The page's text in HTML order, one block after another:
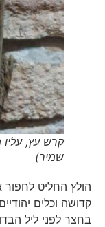
קרש עץ, עליו
שמיר)
הולץ החליט לחפור
קדושה וכלים
בחצר לפני ליל